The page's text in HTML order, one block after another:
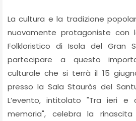
La cultura e la tradizione
nuovamente protagoniste con
Folkloristico di Isola del Gran
partecipare a questo
culturale che si terrà il 15
presso la Sala Stauròs del
L’evento, intitolato "Tra ieri e
memoria", celebra la